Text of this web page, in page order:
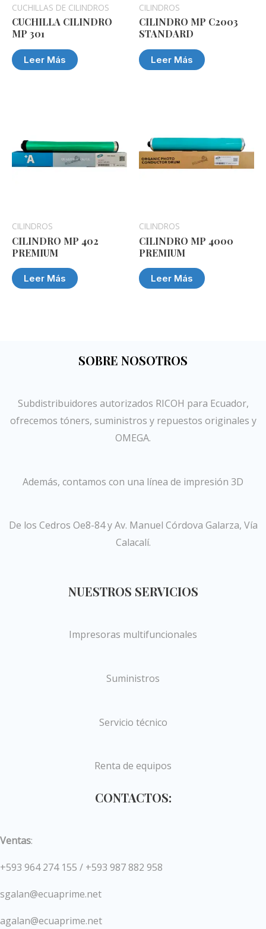
CUCHILLAS DE CILINDROS
CUCHILLA CILINDRO
MP 301
Leer Más
CILINDROS
CILINDRO MP C2003
STANDARD
Leer Más
CILINDROS
CILINDRO MP 402
PREMIUM
Leer Más
CILINDROS
CILINDRO MP 4000
PREMIUM
Leer Más
SOBRE NOSOTROS
Subdistribuidores autorizados RICOH para Ecuador,
ofrecemos tóners, suministros y repuestos originales y
OMEGA.
Además, contamos con una línea de impresión 3D
De los Cedros Oe8-84 y Av. Manuel Córdova Galarza, Vía
Calacalí.
NUESTROS SERVICIOS
Impresoras multifuncionales
Suministros
Servicio técnico
Renta de equipos
CONTACTOS:
Ventas:
+593 964 274 155 / +593 987 882 958
sgalan@ecuaprime.net
agalan@ecuaprime.net